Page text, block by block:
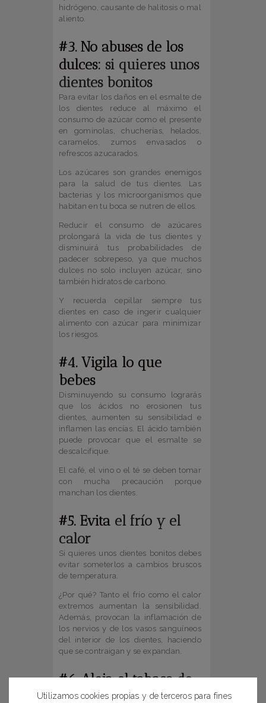
hidrógeno, causante de halitosis o mal
aliento.
#3. No abuses de los
dulces: si quieres unos
dientes bonitos
Para evitar los daños en el esmalte de
los dientes reduce al máximo el
consumo de azúcar como el presente
en gominolas, chucherías, helados,
caramelos, zumos envasados o
refrescos azucarados.
Los azúcares son grandes enemigos
para la salud de tus dientes. Las
bacterias y los microorganismos que
habitan en tu boca se nutren de ellos.
Reducir el consumo de azúcares
prolongará la vida de tus dientes y
disminuirá tus probabilidades de
padecer sobrepeso, ya que muchos
dulces no solo incluyen azúcar, sino
también hidratos de carbono.
Y recuerda cepillar siempre tus
dientes en caso de ingerir cualquier
alimento con azúcar para minimizar
los riesgos.
#4. Vigila lo que
bebes
Disminuyendo su consumo lograrás
que los ácidos no erosionen tus
dientes, aumenten su sensibilidad e
inflamen las encías. El ácido también
puede provocar que el esmalte se
descalcifique.
El café, el vino o el té se deben tomar
con mucha precaución porque
manchan los dientes.
#5. Evita el frío y el
calor
Si quieres unos dientes bonitos debes
evitar someterlos a cambios bruscos
de temperatura.
¿Por qué? Tanto el frío como el calor
extremos aumentan la sensibilidad.
Además, provocan la inflamación de
los nervios y de los vasos sanguíneos
del interior de los dientes, haciendo
que se contraigan y se expandan.
#6. Aleja el tabacode
tu dentadura
Utilizamos cookies propias y de terceros para fines